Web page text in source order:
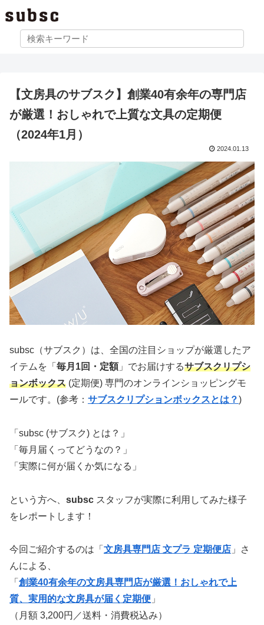
【文房具のサブスク】創業40有余年の専門店
が厳選！おしゃれで上質な文具の定期便
（2024年1月）
2024.01.13
subsc（サブスク）は、全国の注目ショップが厳選したア
イテムを「 毎月1回・定額」でお届けするサブスクリプシ
ョンボックス (定期便) 専門のオンラインショッピングモ
ールです。(参考： サブスクリプションボックスとは？)
「subsc (サブスク) とは？」
「毎月届くってどうなの？」
「実際に何が届くか気になる」
という方へ、 subsc スタッフが実際に利用してみた様子
をレポートします！
今回ご紹介するのは「 文房具専門店 文プラ 定期便店 」さ
んによる、
「 創業40有余年の文房具専門店が厳選！おしゃれで上
質、実用的な文房具が届く定期便 」
（月額 3,200円／送料・消費税込み）